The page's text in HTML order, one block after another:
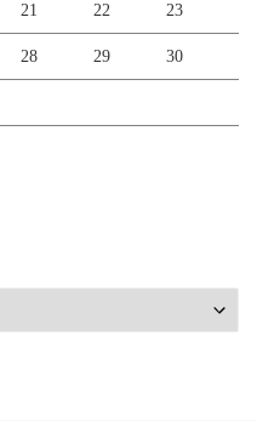
21 22 23
28 29 30